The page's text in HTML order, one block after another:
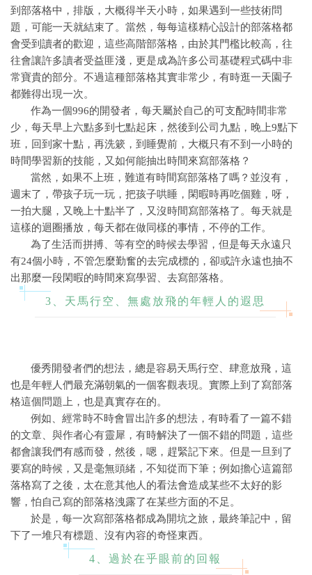
到部落格中，排版，大概得半天小時，如果遇到一些技術問
題，可能一天就結束了。當然，每每這樣精心設計的部落格都
會受到讀者的歡迎，這些高階部落格，由於其門檻比較高，往
往會讓許多讀者受益匪淺，更是成為許多公司基礎程式碼中非
常寶貴的部分。不過這種部落格其實非常少，有時逛一天園子
都難得出現一次。
作為一個996的開發者，每天屬於自己的可支配時間非常
少，每天早上六點多到七點起床，然後到公司九點，晚上9點下
班，回到家十點，再洗簌，到睡覺前，大概只有不到一小時的
時間學習新的技能，又如何能抽出時間來寫部落格？
當然，如果不上班，難道有時間寫部落格了嗎？並沒有，
週末了，帶孩子玩一玩，把孩子哄睡，閑暇時再吃個雞，呀，
一拍大腿，又晚上十點半了，又沒時間寫部落格了。每天就是
這樣的迴圈播放，每天都在做同樣的事情，不停的工作。
為了生活而拼搏、等有空的時候去學習，但是每天永遠只
有24個小時，不管怎麼勤奮的去完成標的，卻或許永遠也抽不
出那麼一段閑暇的時間來寫學習、去寫部落格。
3、天馬行空、無處放飛的年輕人的遐思
優秀開發者們的想法，總是容易天馬行空、肆意放飛，這
也是年輕人們最充滿朝氣的一個客觀表現。實際上到了寫部落
格這個問題上，也是真實存在的。
例如、經常時不時會冒出許多的想法，有時看了一篇不錯
的文章、與作者心有靈犀，有時解決了一個不錯的問題，這些
都會讓我們有感而發，然後，嗯，趕緊記下來。但是一旦到了
要寫的時候，又是毫無頭緒，不知從而下筆；例如擔心這篇部
落格寫了之後，太在意其他人的看法會造成某些不太好的影
響，怕自己寫的部落格洩露了在某些方面的不足。
於是，每一次寫部落格都成為開坑之旅，最終筆記中，留
下了一堆只有標題、沒有內容的奇怪東西。
4、過於在乎眼前的回報